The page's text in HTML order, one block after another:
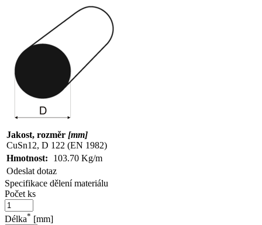
Jakost, rozměr [mm]
CuSn12, D 122 (EN 1982)
Hmotnost:
103.70 Kg/m
Odeslat dotaz
Specifikace dělení materiálu
Počet ks
Délka* [mm]